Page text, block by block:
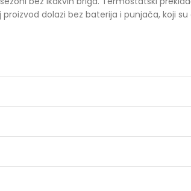
dolazi bez baterija i punjača, koji